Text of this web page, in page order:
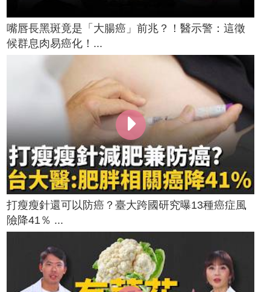
嘴唇長黑斑竟是「大腸癌」前兆？！醫示警：這徵
候群息肉易癌化！...
打瘦瘦針還可以防癌？臺大跨國研究曝13種癌症風
險降41％ ...